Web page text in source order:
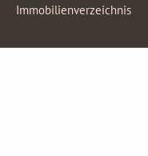
Immobilienverzeichnis